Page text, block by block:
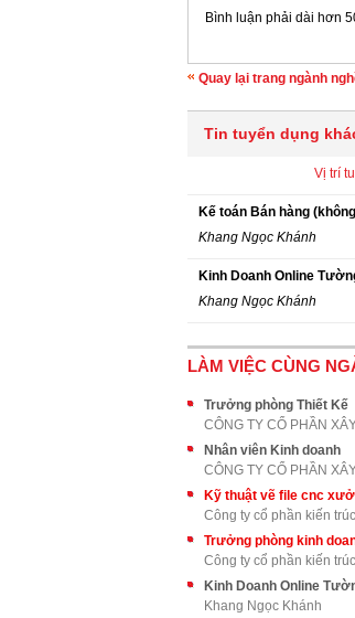
Bình luận phải dài hơn
Quay lại trang ngành
Tin tuyển dụng
Vị trí
Kế toán Bán hàng
Khang Ngọc Khánh
Kinh Doanh Online
Khang Ngọc Khánh
LÀM VIỆC CÙNG
Trưởng phòng Thiết Kế
Nhân viên Kinh doanh
Kỹ thuật vẽ file cnc
Công ty cổ phần kiến
Trưởng phòng kinh
Công ty cổ phần kiến
Kinh Doanh Online
Khang Ngọc Khánh